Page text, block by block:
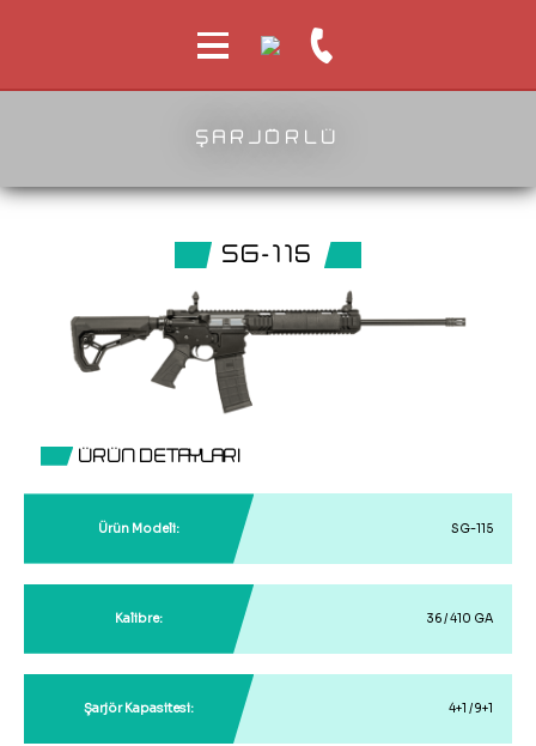
ŞARJÖRLÜ
SG-115
ÜRÜN DETAYLARI
Ürün Modeli: SG-115
Kalibre: 36 / 410 GA
Şarjör Kapasitesi: 4+1 / 9+1